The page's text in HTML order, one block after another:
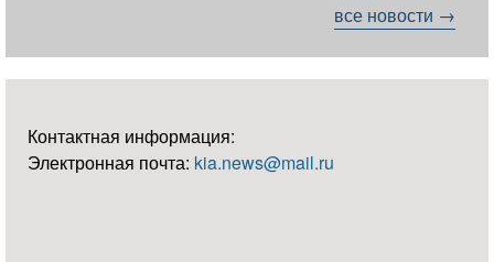
все новости →
Контактная информация:
Электронная почта: kia.news@mail.ru